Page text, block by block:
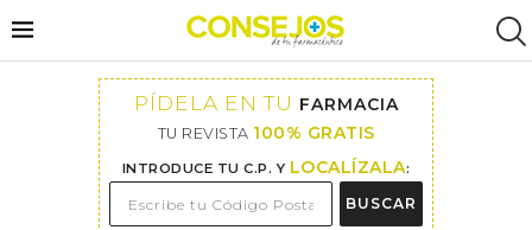
PÍDELA EN TU FARMACIA
TU REVISTA 100% GRATIS
INTRODUCE TU C.P. Y LOCALÍZALA:
BUSCAR